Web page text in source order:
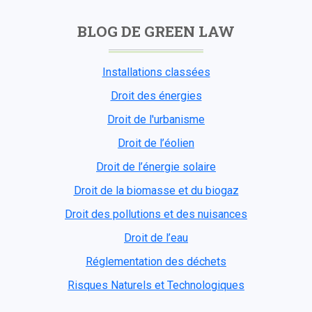
BLOG DE GREEN LAW
Installations classées
Droit des énergies
Droit de l'urbanisme
Droit de l’éolien
Droit de l’énergie solaire
Droit de la biomasse et du biogaz
Droit des pollutions et des nuisances
Droit de l’eau
Réglementation des déchets
Risques Naturels et Technologiques